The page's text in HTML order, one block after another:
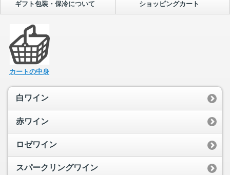
ギフト包装・保冷について ショッピングカート
カートの中身
白ワイン
赤ワイン
ロゼワイン
スパークリングワイン